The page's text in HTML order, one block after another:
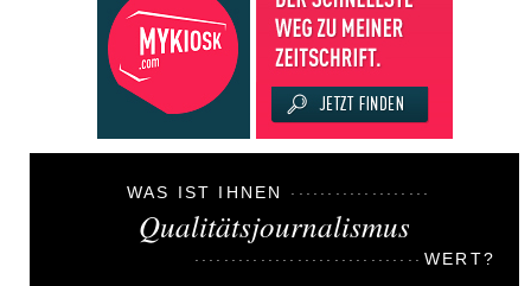
WAS IST IHNEN
Qualitätsjournalismus
WERT?